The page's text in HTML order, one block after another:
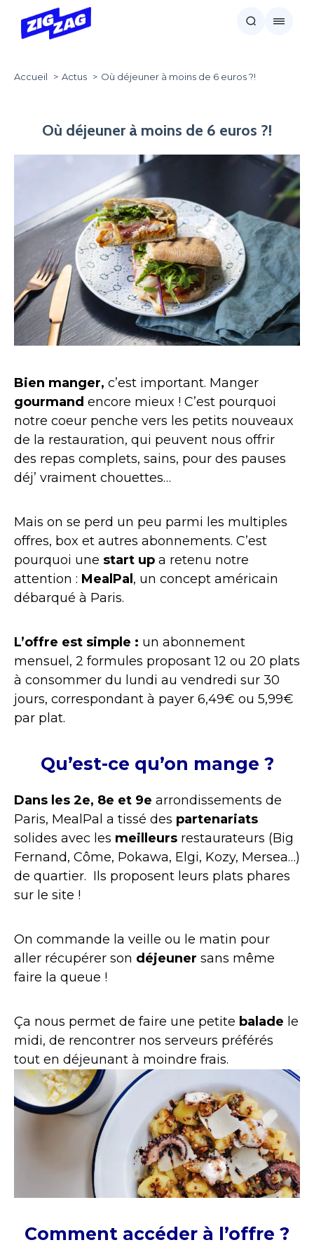
Accueil Actus Où déjeuner à moins de 6 euros ?!
Où déjeuner à moins de 6 euros ?!
Bien manger, c’est important. Manger
gourmand encore mieux ! C’est pourquoi
notre coeur penche vers les petits nouveaux
de la restauration, qui peuvent nous offrir
des repas complets, sains, pour des pauses
déj’ vraiment chouettes…
Mais on se perd un peu parmi les multiples
offres, box et autres abonnements. C’est
pourquoi une start up a retenu notre
attention : MealPal , un concept américain
débarqué à Paris.
L’offre est simple : un abonnement
mensuel, 2 formules proposant 12 ou 20 plats
à consommer du lundi au vendredi sur 30
jours, correspondant à payer 6,49€ ou 5,99€
par plat.
Qu’est-ce qu’on mange ?
Dans les 2e, 8e et 9e arrondissements de
Paris, MealPal a tissé des partenariats
solides avec les meilleurs restaurateurs (Big
Fernand, Côme, Pokawa, Elgi, Kozy, Mersea…)
de quartier. Ils proposent leurs plats phares
sur le site !
On commande la veille ou le matin pour
aller récupérer son déjeuner sans même
faire la queue !
Ça nous permet de faire une petite balade le
midi, de rencontrer nos serveurs préférés
tout en déjeunant à moindre frais.
Comment accéder à l’offre ?